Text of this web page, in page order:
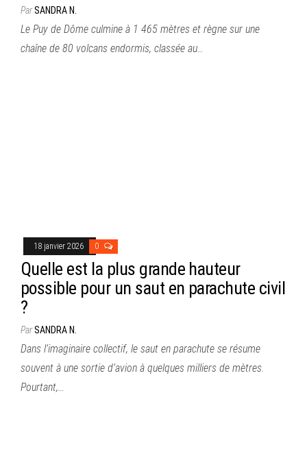
ParSANDRA N.
Le Puy de Dôme culmine à 1 465 mètres et règne sur une
chaîne de 80 volcans endormis, classée au…
18 janvier 2026 0
Quelle est la plus grande hauteur
possible pour un saut en parachute civil
?
ParSANDRA N.
Dans l’imaginaire collectif, le saut en parachute se résume
souvent à une sortie d’avion à quelques milliers de mètres.
Pourtant,…